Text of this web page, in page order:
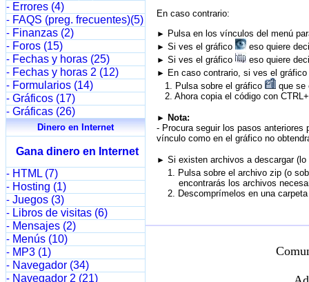
- Errores (4)
- FAQS (preg. frecuentes)(5)
- Finanzas (2)
- Foros (15)
- Fechas y horas (25)
- Fechas y horas 2 (12)
- Formularios (14)
- Gráficos (17)
- Gráficas (26)
Dinero en Internet
Gana dinero en Internet
- HTML (7)
- Hosting (1)
- Juegos (3)
- Libros de visitas (6)
- Mensajes (2)
- Menús (10)
- MP3 (1)
- Navegador (34)
- Navegador 2 (21)
En caso contrario:
► Pulsa en los vínculos del menú
► Si ves el gráfico eso quiere
► Si ves el gráfico eso quiere
► En caso contrario, si ves el gráfico
1. Pulsa sobre el gráfico
que se
2. Ahora copia el código con
► Nota:
- Procura seguir los pasos
vínculo como en el gráfico no
► Si existen archivos a descargar
1. Pulsa sobre el archivo zip (o
encontrarás los archivos
2. Descomprímelos en una